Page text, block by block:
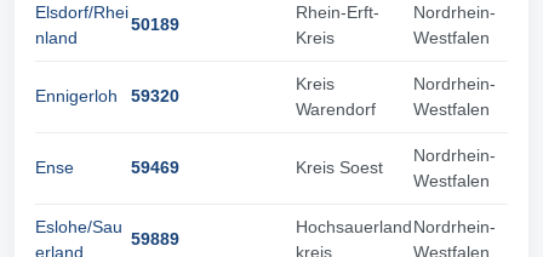
Elsdorf/Rhei
nland
50189
Rhein-Erft-
Kreis
Nordrhein-
Westfalen
Ennigerloh 59320
Kreis
Warendorf
Nordrhein-
Westfalen
Ense 59469 Kreis Soest
Nordrhein-
Westfalen
Eslohe/Sau
erland
59889
Hochsauerland
kreis
Nordrhein-
Westfalen